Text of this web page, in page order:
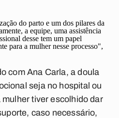
do parto e um dos pilares da
a equipe, uma assistência
desse tem um papel
para a mulher nesse processo",
com Ana Carla, a doula
seja no hospital ou
tiver escolhido dar
caso necessário,